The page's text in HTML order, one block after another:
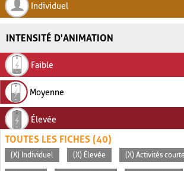
Individuel
INTENSITÉ D'ANIMATION
Faible
Moyenne
Élevée
TOUTES LES FICHES (40)
(X) Individuel (X) Élevée (X) Activités